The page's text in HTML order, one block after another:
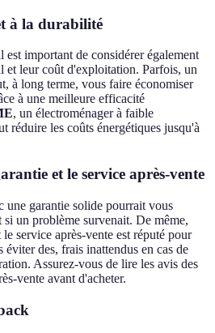
à la durabilité
est important de considérer également
et leur coût d'exploitation. Parfois, un
à long terme, vous faire économiser
à une meilleure efficacité
, un électroménager à faible
réduire les coûts énergétiques jusqu'à
et le service après-vente
une garantie solide pourrait vous
si un problème survenait. De même,
service après-vente est réputé pour
des, frais inattendus en cas de
Assurez-vous de lire les avis des
vente avant d'acheter.